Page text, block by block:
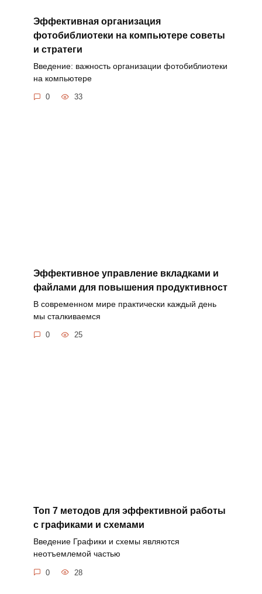
Эффективная организация
фотобиблиотеки на компьютере советы
и стратеги
Введение: важность организации фотобиблиотеки
на компьютере
0 33
Эффективное управление вкладками и
файлами для повышения продуктивност
В современном мире практически каждый день
мы сталкиваемся
0 25
Топ 7 методов для эффективной работы
с графиками и схемами
Введение Графики и схемы являются
неотъемлемой частью
0 28